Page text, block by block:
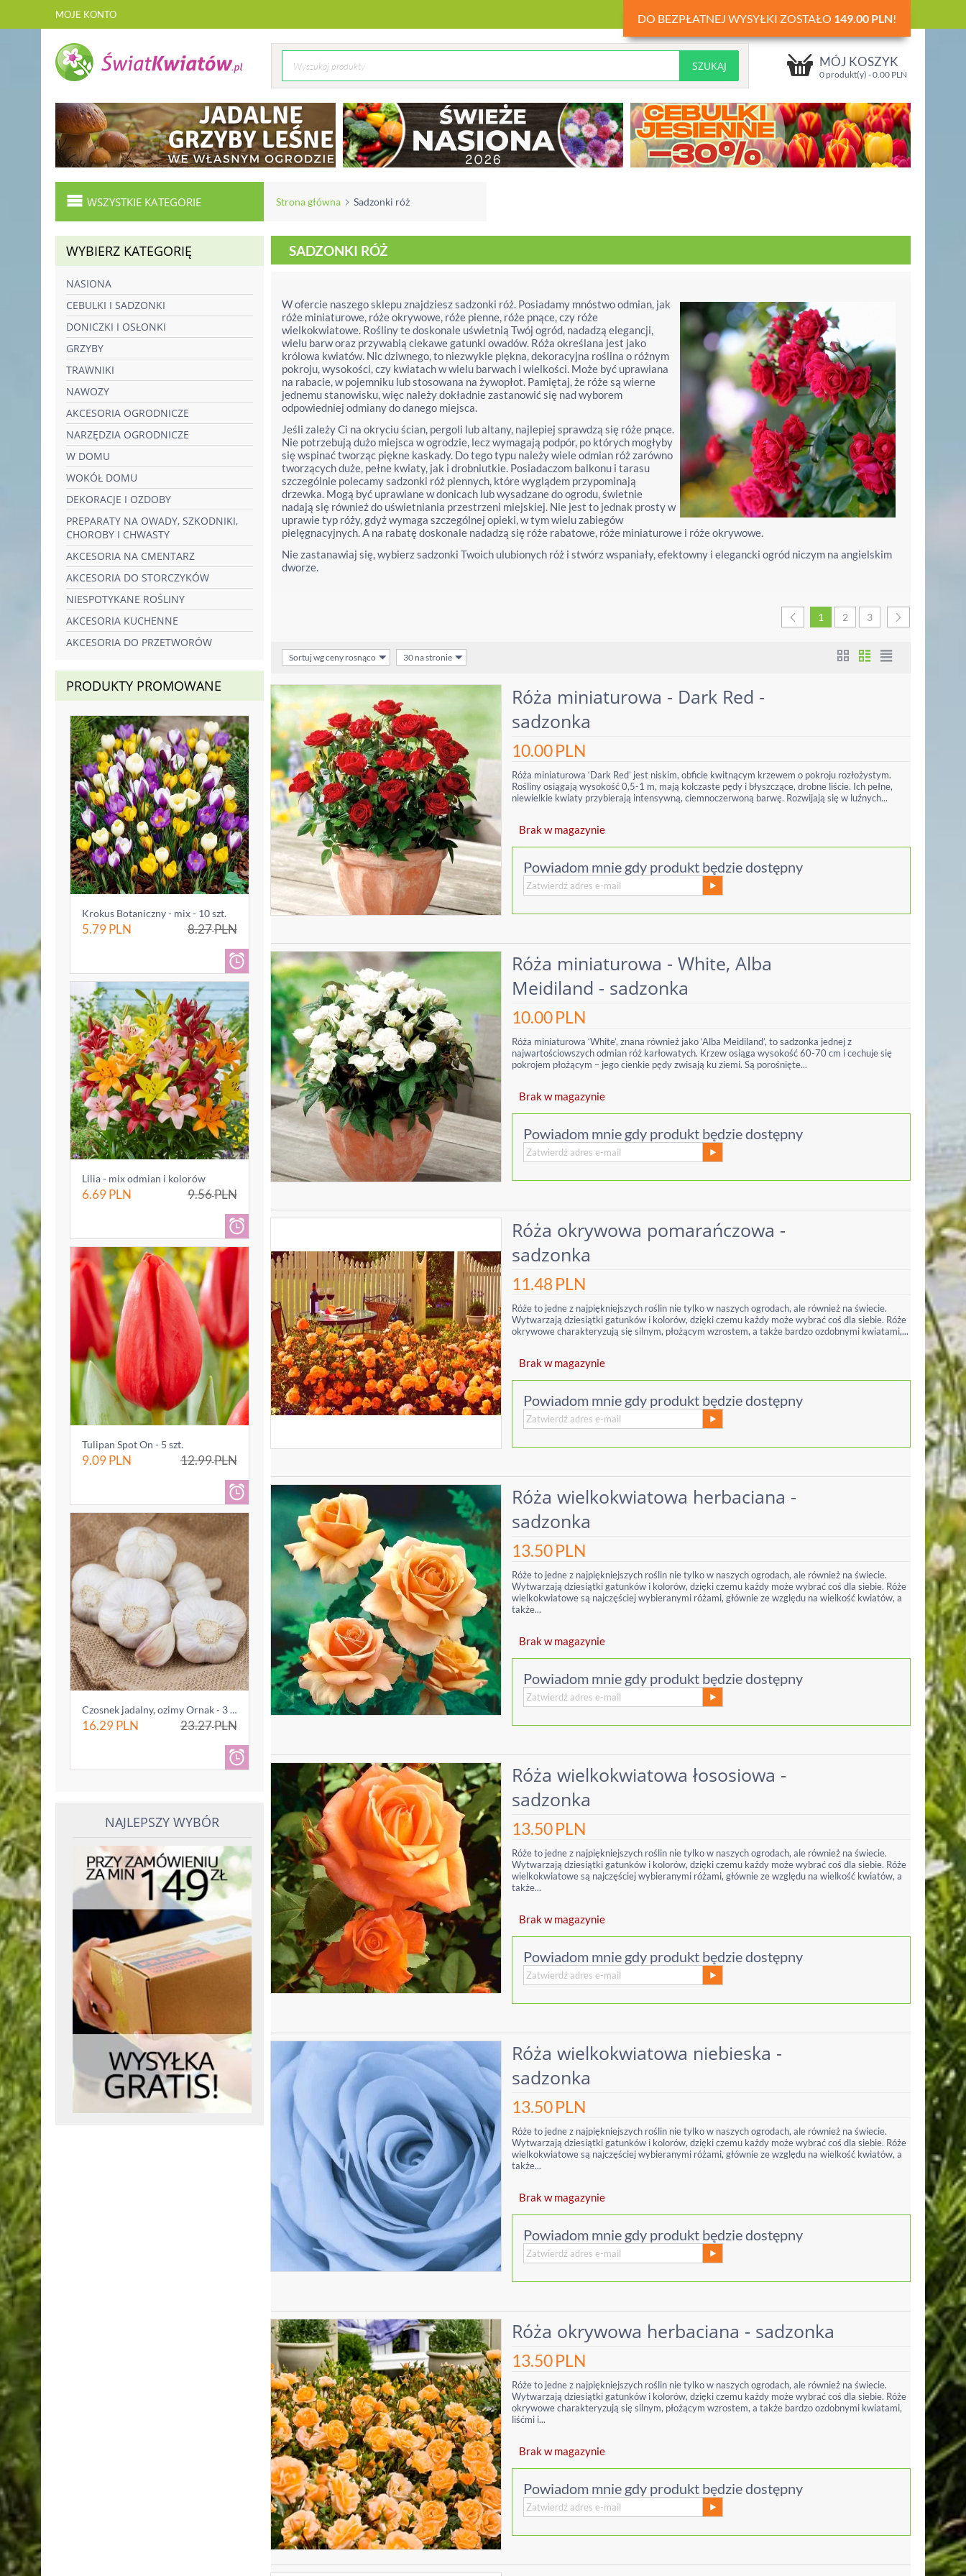
MOJE KONTO DO BEZPŁATNEJ WYSYŁKI ZOSTAŁO 149.00 PLN!
MÓJ KOSZYK
0 produkt(y) -0.00 PLN
WSZYSTKIE KATEGORIE Strona główna Sadzonki róż
WYBIERZ KATEGORIĘ
NASIONA
CEBULKI I SADZONKI
DONICZKI I OSŁONKI
GRZYBY
TRAWNIKI
NAWOZY
AKCESORIA OGRODNICZE
NARZĘDZIA OGRODNICZE
W DOMU
WOKÓŁ DOMU
DEKORACJE I OZDOBY
PREPARATY NA OWADY, SZKODNIKI,
CHOROBY I CHWASTY
AKCESORIA NA CMENTARZ
AKCESORIA DO STORCZYKÓW
NIESPOTYKANE ROŚLINY
AKCESORIA KUCHENNE
AKCESORIA DO PRZETWORÓW
PRODUKTY PROMOWANE
Krokus Botaniczny - mix - 10 szt.
5.79PLN 8.27PLN
Lilia - mix odmian i kolorów
6.69PLN 9.56PLN
Tulipan Spot On - 5 szt.
9.09PLN 12.99PLN
Czosnek jadalny, ozimy Ornak - 3 główki (0...
16.29PLN 23.27PLN
NAJLEPSZY WYBÓR
SADZONKI RÓŻ
W ofercie naszego sklepu znajdziesz sadzonki róż. Posiadamy mnóstwo odmian, jak
róże miniaturowe, róże okrywowe, róże pienne, róże pnące, czy róże
wielkokwiatowe. Rośliny te doskonale uświetnią Twój ogród, nadadzą elegancji,
wielu barw oraz przywabią ciekawe gatunki owadów. Róża określana jest jako
królowa kwiatów. Nic dziwnego, to niezwykle piękna, dekoracyjna roślina o różnym
pokroju, wysokości, czy kwiatach w wielu barwach i wielkości. Może być uprawiana
na rabacie, w pojemniku lub stosowana na żywopłot. Pamiętaj, że róże są wierne
jednemu stanowisku, więc należy dokładnie zastanowić się nad wyborem
odpowiedniej odmiany do danego miejsca.
Jeśli zależy Ci na okryciu ścian, pergoli lub altany, najlepiej sprawdzą się róże pnące.
Nie potrzebują dużo miejsca w ogrodzie, lecz wymagają podpór, po których mogłyby
się wspinać tworząc piękne kaskady. Do tego typu należy wiele odmian róż zarówno
tworzących duże, pełne kwiaty, jak i drobniutkie. Posiadaczom balkonu i tarasu
szczególnie polecamy sadzonki róż piennych, które wyglądem przypominają
drzewka. Mogą być uprawiane w donicach lub wysadzane do ogrodu, świetnie
nadają się również do uświetniania przestrzeni miejskiej. Nie jest to jednak prosty w
uprawie typ róży, gdyż wymaga szczególnej opieki, w tym wielu zabiegów
pielęgnacyjnych. A na rabatę doskonale nadadzą się róże rabatowe, róże miniaturowe i róże okrywowe.
Nie zastanawiaj się, wybierz sadzonki Twoich ulubionych róż i stwórz wspaniały, efektowny i elegancki ogród niczym na angielskim
dworze.
1 2 3
Sortuj wg ceny rosnąco 30 na stronie
Róża miniaturowa - Dark Red -
sadzonka
10.00PLN
Róża miniaturowa ‘Dark Red’ jest niskim, obficie kwitnącym krzewem o pokroju rozłożystym.
Rośliny osiągają wysokość 0,5-1 m, mają kolczaste pędy i błyszczące, drobne liście. Ich pełne,
niewielkie kwiaty przybierają intensywną, ciemnoczerwoną barwę. Rozwijają się w luźnych...
Brak w magazynie
Powiadom mnie gdy produkt będzie dostępny
Róża miniaturowa - White, Alba
Meidiland - sadzonka
10.00PLN
Róża miniaturowa ‘White’, znana również jako ‘Alba Meidiland’, to sadzonka jednej z
najwartościowszych odmian róż karłowatych. Krzew osiąga wysokość 60-70 cm i cechuje się
pokrojem płożącym – jego cienkie pędy zwisają ku ziemi. Są porośnięte...
Brak w magazynie
Powiadom mnie gdy produkt będzie dostępny
Róża okrywowa pomarańczowa -
sadzonka
11.48PLN
Róże to jedne z najpiękniejszych roślin nie tylko w naszych ogrodach, ale również na świecie.
Wytwarzają dziesiątki gatunków i kolorów, dzięki czemu każdy może wybrać coś dla siebie. Róże
okrywowe charakteryzują się silnym, płożącym wzrostem, a także bardzo ozdobnymi kwiatami,...
Brak w magazynie
Powiadom mnie gdy produkt będzie dostępny
Róża wielkokwiatowa herbaciana -
sadzonka
13.50PLN
Róże to jedne z najpiękniejszych roślin nie tylko w naszych ogrodach, ale również na świecie.
Wytwarzają dziesiątki gatunków i kolorów, dzięki czemu każdy może wybrać coś dla siebie. Róże
wielkokwiatowe są najczęściej wybieranymi różami, głównie ze względu na wielkość kwiatów, a
także...
Brak w magazynie
Powiadom mnie gdy produkt będzie dostępny
Róża wielkokwiatowa łososiowa -
sadzonka
13.50PLN
Róże to jedne z najpiękniejszych roślin nie tylko w naszych ogrodach, ale również na świecie.
Wytwarzają dziesiątki gatunków i kolorów, dzięki czemu każdy może wybrać coś dla siebie. Róże
wielkokwiatowe są najczęściej wybieranymi różami, głównie ze względu na wielkość kwiatów, a
także...
Brak w magazynie
Powiadom mnie gdy produkt będzie dostępny
Róża wielkokwiatowa niebieska -
sadzonka
13.50PLN
Róże to jedne z najpiękniejszych roślin nie tylko w naszych ogrodach, ale również na świecie.
Wytwarzają dziesiątki gatunków i kolorów, dzięki czemu każdy może wybrać coś dla siebie. Róże
wielkokwiatowe są najczęściej wybieranymi różami, głównie ze względu na wielkość kwiatów, a
także...
Brak w magazynie
Powiadom mnie gdy produkt będzie dostępny
Róża okrywowa herbaciana - sadzonka
13.50PLN
Róże to jedne z najpiękniejszych roślin nie tylko w naszych ogrodach, ale również na świecie.
Wytwarzają dziesiątki gatunków i kolorów, dzięki czemu każdy może wybrać coś dla siebie. Róże
okrywowe charakteryzują się silnym, płożącym wzrostem, a także bardzo ozdobnymi kwiatami,
liśćmi i...
Brak w magazynie
Powiadom mnie gdy produkt będzie dostępny